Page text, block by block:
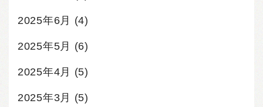
2025年6月 (4)
2025年5月 (6)
2025年4月 (5)
2025年3月 (5)